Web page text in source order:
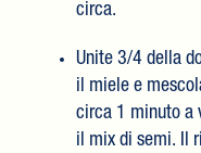
circa.
Unite 3/4 della
il miele e
circa 1 minuto a
il mix di semi. Il